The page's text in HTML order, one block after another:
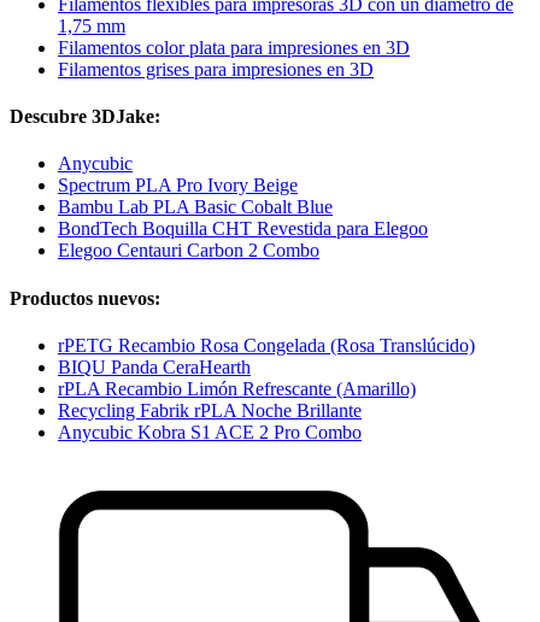
1,75 mm
Filamentos color plata para impresiones en 3D
Filamentos grises para impresiones en 3D
Descubre 3DJake:
Anycubic
Spectrum PLA Pro Ivory Beige
Bambu Lab PLA Basic Cobalt Blue
BondTech Boquilla CHT Revestida para Elegoo
Elegoo Centauri Carbon 2 Combo
Productos nuevos:
rPETG Recambio Rosa Congelada (Rosa Translúcido)
BIQU Panda CeraHearth
rPLA Recambio Limón Refrescante (Amarillo)
Recycling Fabrik rPLA Noche Brillante
Anycubic Kobra S1 ACE 2 Pro Combo